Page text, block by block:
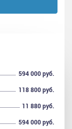
594 000 руб.
118 800 руб.
11 880 руб.
594 000 руб.